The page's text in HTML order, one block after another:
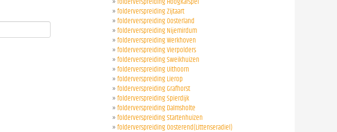
» folderverspreiding Hoogkarspel
» folderverspreiding Zijtaart
» folderverspreiding Oosterland
» folderverspreiding Nijemirdum
» folderverspreiding Werkhoven
» folderverspreiding Vierpolders
» folderverspreiding Sweikhuizen
» folderverspreiding Uithoorn
» folderverspreiding Lierop
» folderverspreiding Grafhorst
» folderverspreiding Spierdijk
» folderverspreiding Dalmsholte
» folderverspreiding Startenhuizen
» folderverspreiding Oosterend(Littenseradiel)